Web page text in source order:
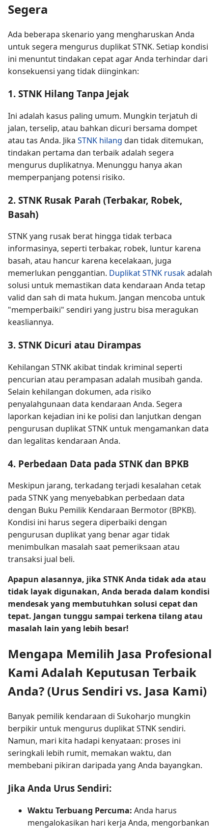
Segera
Ada beberapa skenario yang mengharuskan Anda
untuk segera mengurus duplikat STNK. Setiap kondisi
ini menuntut tindakan cepat agar Anda terhindar dari
konsekuensi yang tidak diinginkan:
1. STNK Hilang Tanpa Jejak
Ini adalah kasus paling umum. Mungkin terjatuh di
jalan, terselip, atau bahkan dicuri bersama dompet
atau tas Anda. Jika STNK hilang dan tidak ditemukan,
tindakan pertama dan terbaik adalah segera
mengurus duplikatnya. Menunggu hanya akan
memperpanjang potensi risiko.
2. STNK Rusak Parah (Terbakar, Robek,
Basah)
STNK yang rusak berat hingga tidak terbaca
informasinya, seperti terbakar, robek, luntur karena
basah, atau hancur karena kecelakaan, juga
memerlukan penggantian. Duplikat STNK rusakadalah
solusi untuk memastikan data kendaraan Anda tetap
valid dan sah di mata hukum. Jangan mencoba untuk
"memperbaiki" sendiri yang justru bisa meragukan
keasliannya.
3. STNK Dicuri atau Dirampas
Kehilangan STNK akibat tindak kriminal seperti
pencurian atau perampasan adalah musibah ganda.
Selain kehilangan dokumen, ada risiko
penyalahgunaan data kendaraan Anda. Segera
laporkan kejadian ini ke polisi dan lanjutkan dengan
pengurusan duplikat STNK untuk mengamankan data
dan legalitas kendaraan Anda.
4. Perbedaan Data pada STNK dan BPKB
Meskipun jarang, terkadang terjadi kesalahan cetak
pada STNK yang menyebabkan perbedaan data
dengan Buku Pemilik Kendaraan Bermotor (BPKB).
Kondisi ini harus segera diperbaiki dengan
pengurusan duplikat yang benar agar tidak
menimbulkan masalah saat pemeriksaan atau
transaksi jual beli.
Apapun alasannya, jika STNK Anda tidak ada atau
tidak layak digunakan, Anda berada dalam kondisi
mendesak yang membutuhkan solusi cepat dan
tepat. Jangan tunggu sampai terkena tilang atau
masalah lain yang lebih besar!
Mengapa Memilih Jasa Profesional
Kami Adalah Keputusan Terbaik
Anda? (Urus Sendiri vs. Jasa Kami)
Banyak pemilik kendaraan di Sukoharjo mungkin
berpikir untuk mengurus duplikat STNK sendiri.
Namun, mari kita hadapi kenyataan: proses ini
seringkali lebih rumit, memakan waktu, dan
membebani pikiran daripada yang Anda bayangkan.
Jika Anda Urus Sendiri:
Waktu Terbuang Percuma: Anda harus
mengalokasikan hari kerja Anda, mengorbankan